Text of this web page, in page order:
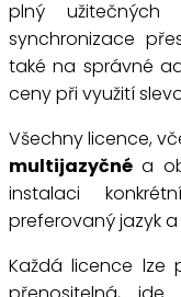
plný užitečných
synchronizace
také na správné
ceny při využití
Všechny licence,
multijazyčné a
instalaci
preferovaný jazyk
Každá licence lze